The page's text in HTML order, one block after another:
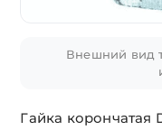
Внешний вид
Гайка корончатая